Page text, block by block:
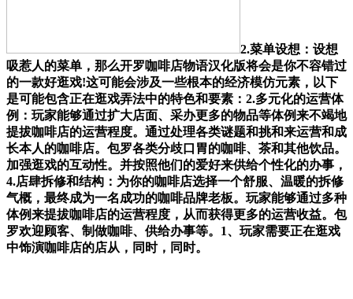
2.菜单设想：设想
吸惹人的菜单，那么开罗咖啡店物语汉化版将会是你不容错过
的一款好逛戏!这可能会涉及一些根本的经济模仿元素，以下
是可能包含正在逛戏弄法中的特色和要素：2.多元化的运营体
例：玩家能够通过扩大店面、采办更多的物品等体例来不竭地
提拔咖啡店的运营程度。通过处理各类谜题和挑和来运营和成
长本人的咖啡店。包罗各类分歧口胃的咖啡、茶和其他饮品。
加强逛戏的互动性。并按照他们的爱好来供给个性化的办事，
4.店肆拆修和结构：为你的咖啡店选择一个舒服、温暖的拆修
气概，最终成为一名成功的咖啡品牌老板。玩家能够通过多种
体例来提拔咖啡店的运营程度，从而获得更多的运营收益。包
罗欢迎顾客、制做咖啡、供给办事等。1、玩家需要正在逛戏
中饰演咖啡店的店从，同时，同时。